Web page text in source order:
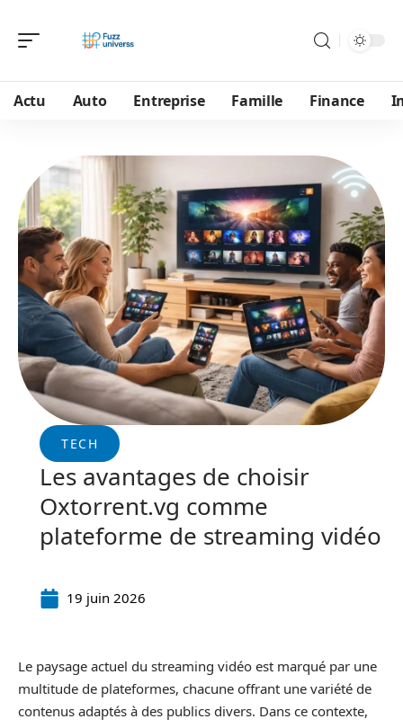
Actu Auto Entreprise Famille Finance
TECH
Les avantages de choisir
Oxtorrent.vg comme
plateforme de streaming vidéo
19 juin 2026
Le paysage actuel du streaming vidéo est marqué par une
multitude de plateformes, chacune offrant une variété de
contenus adaptés à des publics divers. Dans ce contexte,